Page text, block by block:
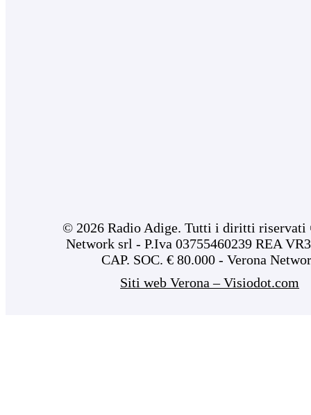
© 2026 Radio Adige. Tutti i diritti riservati
Network srl - P.Iva 03755460239 REA
CAP. SOC. € 80.000 - Verona
Siti web Verona – Visiodot.com